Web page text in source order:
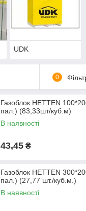
UDK
0
Газоблок HETTEN
пал.) (83,33шт/куб.м)
В наявності
43,45 ₴
Газоблок HETTEN
пал.) (27,77 шт./куб.м.)
В наявності